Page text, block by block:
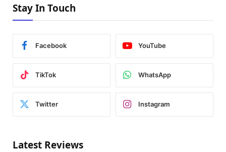
Stay In Touch
Facebook YouTube
TikTok WhatsApp
Twitter Instagram
Latest Reviews